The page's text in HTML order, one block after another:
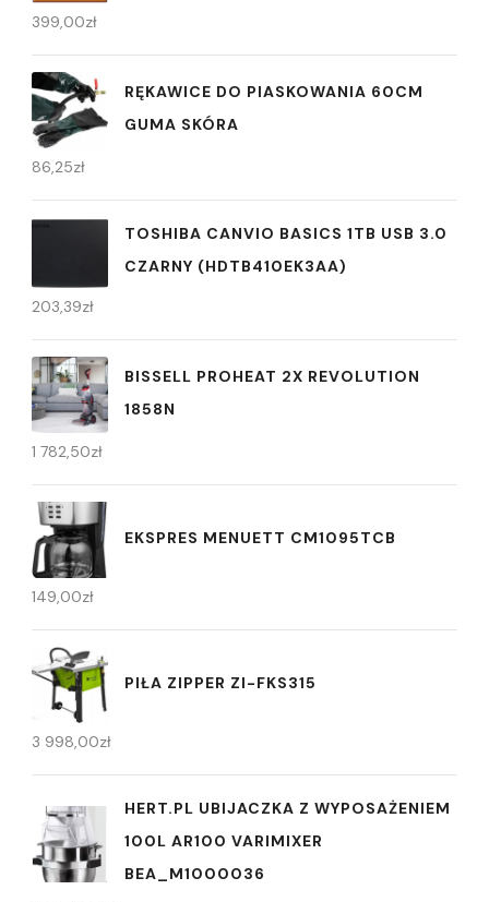
399,00zł
RĘKAWICE DO PIASKOWANIA 60CM
GUMA SKÓRA
86,25zł
TOSHIBA CANVIO BASICS 1TB USB 3.0
CZARNY (HDTB410EK3AA)
203,39zł
BISSELL PROHEAT 2X REVOLUTION
1858N
1 782,50zł
EKSPRES MENUETT CM1095TCB
149,00zł
PIŁA ZIPPER ZI-FKS315
3 998,00zł
HERT.PL UBIJACZKA Z WYPOSAŻENIEM
100L AR100 VARIMIXER
BEA_M1000036